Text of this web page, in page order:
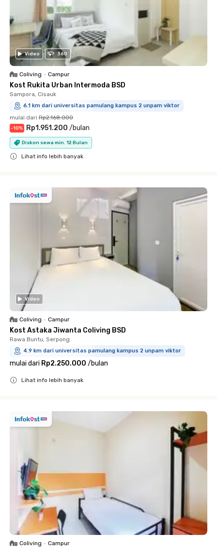
Video 360
Coliving • Campur
Kost Rukita Urban Intermoda BSD
Sampora, Cisauk
6.1 km dari universitas pamulang kampus 2 unpam viktor
mulai dari Rp2.168.000
-10% Rp1.951.200 /bulan
Diskon sewa min. 12 Bulan
Lihat info lebih banyak
Video
Coliving • Campur
Kost Astaka Jiwanta Coliving BSD
Rawa Buntu, Serpong
4.9 km dari universitas pamulang kampus 2 unpam viktor
mulai dari Rp2.250.000 /bulan
Lihat info lebih banyak
Coliving • Campur